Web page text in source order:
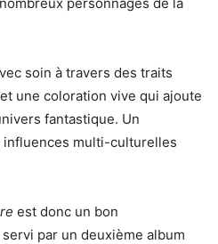
soin à travers des traits
une coloration vive qui ajoute
fantastique. Un
influences multi-culturelles
est donc un bon
par un deuxième album